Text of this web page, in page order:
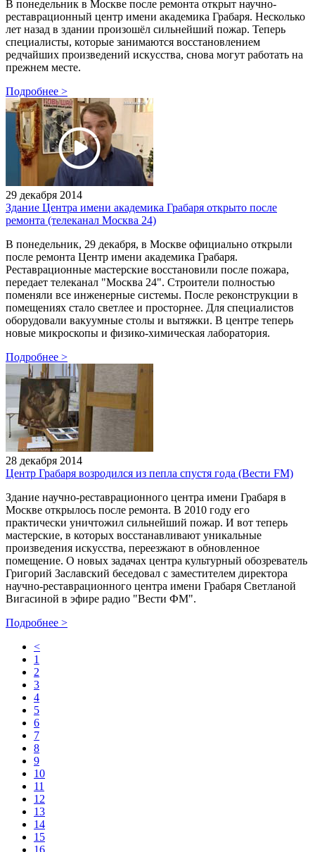
В понедельник в Москве после ремонта открыт научно-
реставрационный центр имени академика Грабаря. Несколько
лет назад в здании произошёл сильнейший пожар. Теперь
специалисты, которые занимаются восстановлением
редчайших произведений искусства, снова могут работать на
прежнем месте.
Подробнее >
29 декабря 2014
Здание Центра имени академика Грабаря открыто после
ремонта (телеканал Москва 24)
В понедельник, 29 декабря, в Москве официально открыли
после ремонта Центр имени академика Грабаря.
Реставрационные мастерские восстановили после пожара,
передает телеканал "Москва 24". Строители полностью
поменяли все инженерные системы. После реконструкции в
помещениях стало светлее и просторнее. Для специалистов
оборудовали вакуумные столы и вытяжки. В центре теперь
новые микроскопы и физико-химическая лаборатория.
Подробнее >
28 декабря 2014
Центр Грабаря возродился из пепла спустя года (Вести FM)
Здание научно-реставрационного центра имени Грабаря в
Москве открылось после ремонта. В 2010 году его
практически уничтожил сильнейший пожар. И вот теперь
мастерские, в которых восстанавливают уникальные
произведения искусства, переезжают в обновленное
помещение. О новых задачах центра культурный обозреватель
Григорий Заславский беседовал с заместителем директора
научно-реставрационного центра имени Грабаря Светланой
Вигасиной в эфире радио "Вести ФМ".
Подробнее >
<
1
2
3
4
5
6
7
8
9
10
11
12
13
14
15
16